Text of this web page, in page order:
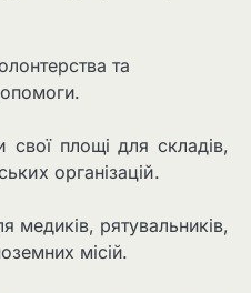
та
свої площі для складів,
організацій.
медиків, рятувальників,
місій.